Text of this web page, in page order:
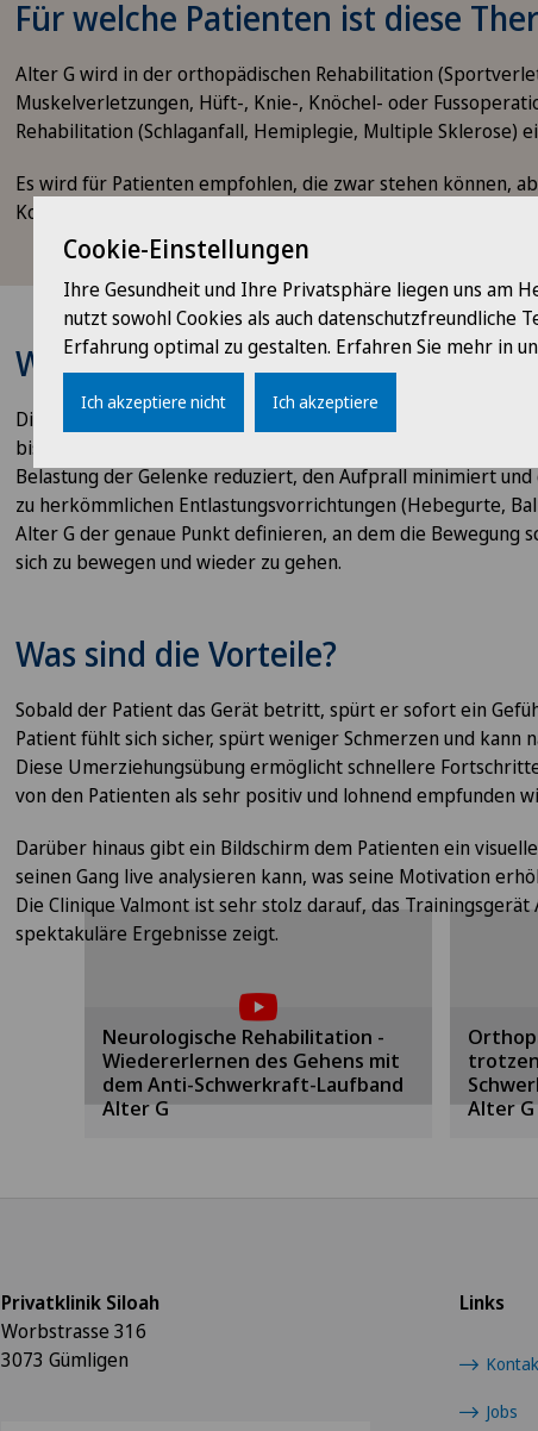
Für welche Patienten ist diese
Alter G wird in der orthopädischen Rehabilitation
Muskelverletzungen, Hüft-, Knie-, Knöchel- oder
Rehabilitation (Schlaganfall, Hemiplegie, Multiple Sklerose)
Es wird für Patienten empfohlen, die zwar stehen können,
Koordinationsschwäche haben.
Wie es funktioniert
Die Beine des Patienten werden in einem abgedichteten
bis zu 80 % reduziert. Dadurch kann der Patient in einem
Belastung der Gelenke reduziert, den Aufprall minimiert
zu herkömmlichen Entlastungsvorrichtungen (Hebegurte,
Alter G der genaue Punkt definieren, an dem die Bewegung
sich zu bewegen und wieder zu gehen.
Was sind die Vorteile?
Sobald der Patient das Gerät betritt, spürt er sofort ein
Patient fühlt sich sicher, spürt weniger Schmerzen und kann
Diese Umerziehungsübung ermöglicht schnellere
von den Patienten als sehr positiv und lohnend empfunden
Darüber hinaus gibt ein Bildschirm dem Patienten ein
seinen Gang live analysieren kann, was seine Motivation
Die Clinique Valmont ist sehr stolz darauf, das
spektakuläre Ergebnisse zeigt.
Um Ihnen diesen Inhalt
anzeigen zu können,
Verwendung von Cookies
zustimmen.
Bitte aktivieren Sie die
entsprechende Option in den
Cookie-Einstellungen.
Neurologische Rehabilitation -
Wiedererlernen des Gehens mit
dem Anti-Schwerkraft-Laufband
Alter G
Um
Alter G
Links
Jobs
Privatklinik Siloah
Worbstrasse 316
3073 Gümligen
Cookie-Einstellungen
Ihre Gesundheit und Ihre Privatsphäre liegen uns am
nutzt sowohl Cookies als auch datenschutzfreundliche
Erfahrung optimal zu gestalten. Erfahren Sie mehr in
Ich akzeptiere nicht Ich akzeptiere